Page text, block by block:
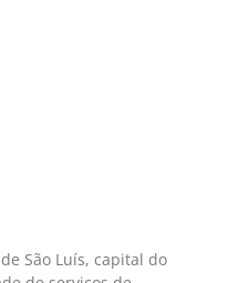
São Luís, capital do